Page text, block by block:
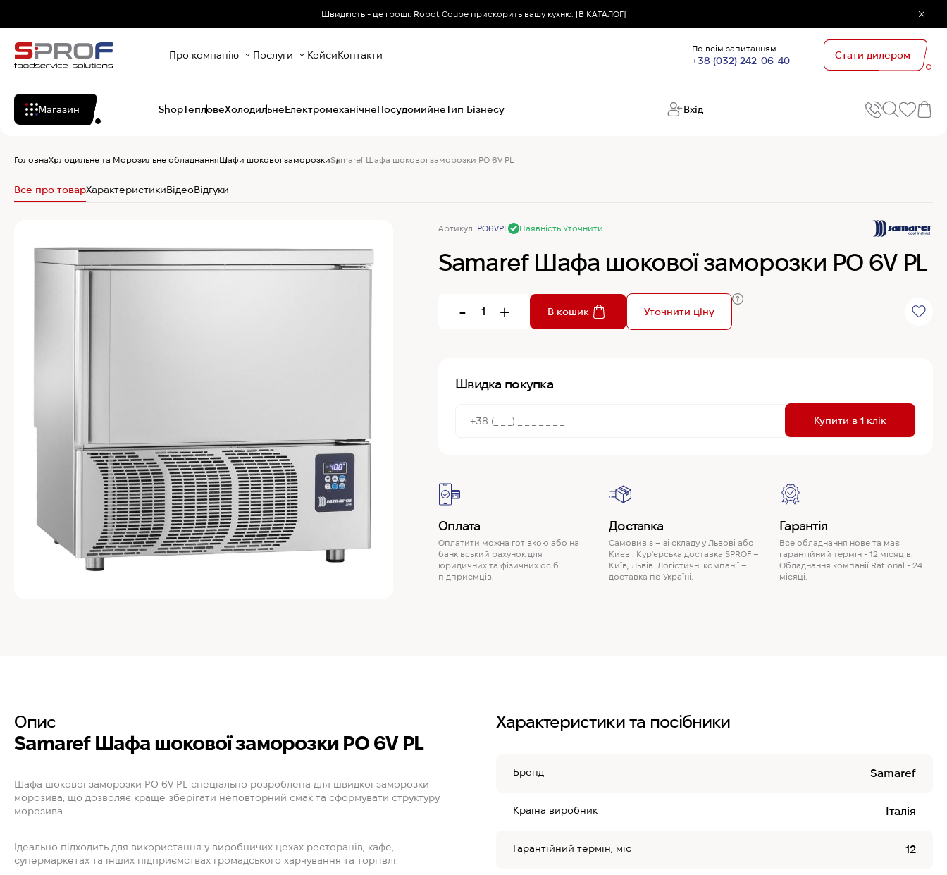
Швидкість - це гроші. Robot Coupe прискорить вашу кухню. [В КАТАЛОГ]
Про компанію Послуги КейсиКонтакти
По всім запитанням
+38 (032) 242-06-40 Стати дилером
Магазин ShopТепловеХолодильнеЕлектромеханічнеПосудомийнеТип Бізнесу Вхід
Пароконвектомати
ГоловнаХолодильне та Морозильне обладнанняШафи шокової заморозкиSamaref Шафа шокової заморозки PO 6V PL
Все про товарХарактеристикиВідеоВідгуки
Артикул: PO6VPL Наявність Уточнити
Samaref Шафа шокової заморозки PO 6V PL
- + В кошик Уточнити ціну
Швидка покупка
Купити в 1 клік
Оплата
Оплатити можна готівкою або на
банківський рахунок для
юридичних та фізичних осіб
підприємців.
Доставка
Самовивіз – зі складу у Львові або
Києві. Кур'єрська доставка SPROF –
Київ, Львів. Логістичні компанії –
доставка по Україні.
Гарантія
Все обладнання нове та має
гарантійний термін - 12 місяців.
Обладнання компанії Rational - 24
місяці.
Опис
Samaref Шафа шокової заморозки PO 6V PL
Шафа шокової заморозки PO 6V PL спеціально розроблена для швидкої заморозки
морозива, що дозволяє краще зберігати неповторний смак та сформувати структуру
морозива.
Ідеально підходить для використання у виробничих цехах ресторанів, кафе,
супермаркетах та інших підприємствах громадського харчування та торгівлі.
Характеристики та посібники
Бренд Samaref
Країна виробник Італія
Гарантійний термін, міс 12